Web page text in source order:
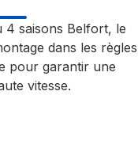
4 saisons Belfort, le
dans les règles
pour garantir une
vitesse.